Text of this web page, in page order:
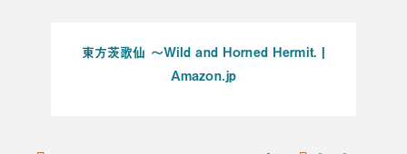
東方茨歌仙 ～Wild and Horned Hermit. |
Amazon.jp